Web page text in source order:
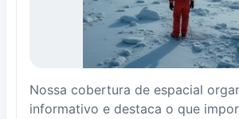
Nossa cobertura de espacial
informativo e destaca o que